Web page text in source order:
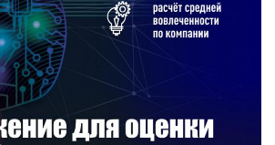
Смотреть проект